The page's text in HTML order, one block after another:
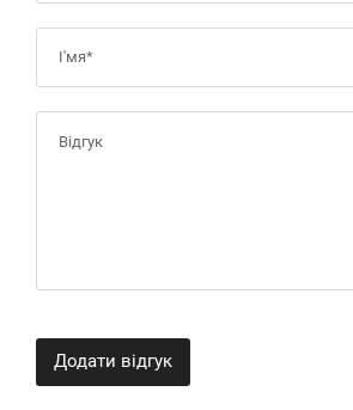
Додати відгук